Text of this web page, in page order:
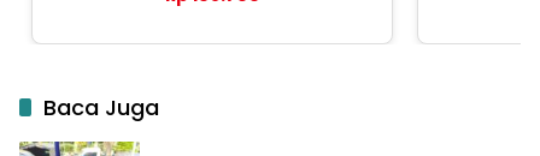
Baca Juga